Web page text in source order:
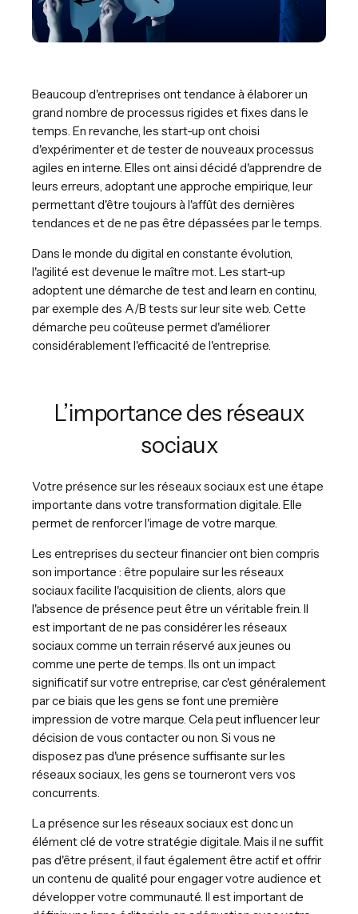
Beaucoup d'entreprises ont tendance à élaborer un
grand nombre de processus rigides et fixes dans le
temps. En revanche, les start-up ont choisi
d'expérimenter et de tester de nouveaux processus
agiles en interne. Elles ont ainsi décidé d'apprendre de
leurs erreurs, adoptant une approche empirique, leur
permettant d'être toujours à l'affût des dernières
tendances et de ne pas être dépassées par le temps.
Dans le monde du digital en constante évolution,
l'agilité est devenue le maître mot. Les start-up
adoptent une démarche de test and learn en continu,
par exemple des A/B tests sur leur site web. Cette
démarche peu coûteuse permet d'améliorer
considérablement l'efficacité de l'entreprise.
L’importance des réseaux
sociaux
Votre présence sur les réseaux sociaux est une étape
importante dans votre transformation digitale. Elle
permet de renforcer l'image de votre marque.
Les entreprises du secteur financier ont bien compris
son importance : être populaire sur les réseaux
sociaux facilite l'acquisition de clients, alors que
l'absence de présence peut être un véritable frein. Il
est important de ne pas considérer les réseaux
sociaux comme un terrain réservé aux jeunes ou
comme une perte de temps. Ils ont un impact
significatif sur votre entreprise, car c'est généralement
par ce biais que les gens se font une première
impression de votre marque. Cela peut influencer leur
décision de vous contacter ou non. Si vous ne
disposez pas d'une présence suffisante sur les
réseaux sociaux, les gens se tourneront vers vos
concurrents.
La présence sur les réseaux sociaux est donc un
élément clé de votre stratégie digitale. Mais il ne suffit
pas d'être présent, il faut également être actif et offrir
un contenu de qualité pour engager votre audience et
développer votre communauté. Il est important de